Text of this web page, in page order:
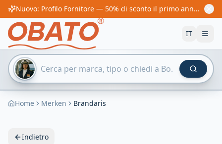
Nuovo: Profilo Fornitore — 50% di sconto il primo anno! Da 60€/anno
IT
Home Merken Brandaris
Indietro